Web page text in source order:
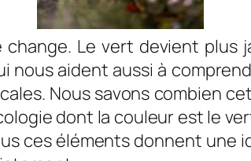
Le vert devient plus
nous aident aussi à
Nous savons combien
dont la couleur est le
ces éléments donnent une